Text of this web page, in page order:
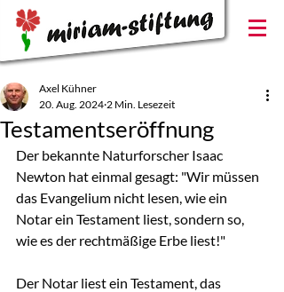
Testamentseröffnung
Axel Kühner
20. Aug. 2024 2 Min. Lesezeit
Der bekannte Naturforscher Isaac
Newton hat einmal gesagt: "Wir müssen
das Evangelium nicht lesen, wie ein
Notar ein Testament liest, sondern so,
wie es der rechtmäßige Erbe liest!"
Der Notar liest ein Testament, das